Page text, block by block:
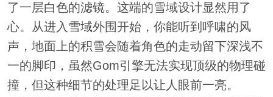
了一层白色的滤镜。这端的雪域设计显然用了
心。从进入雪域外围开始，你能听到呼啸的风
声，地面上的积雪会随着角色的走动留下深浅不
一的脚印，虽然Gom引擎无法实现顶级的物理碰
撞，但这种细节的处理足以让人眼前一亮。